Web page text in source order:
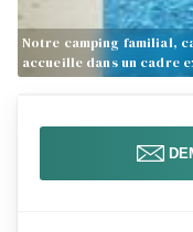
Notre camping familial,
accueille dans un cadre